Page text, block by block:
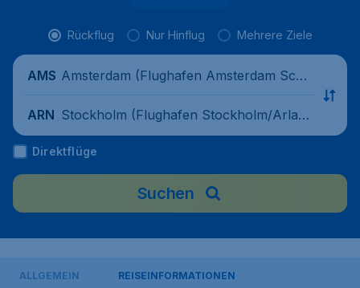
Rückflug Nur Hinflug Mehrere Ziele
AMS Amsterdam (Flughafen Amsterdam Schi
ARN Stockholm (Flughafen Stockholm/Arland
a), Schweden
Direktflüge
Suchen
ALLGEMEIN REISEINFORMATIONEN